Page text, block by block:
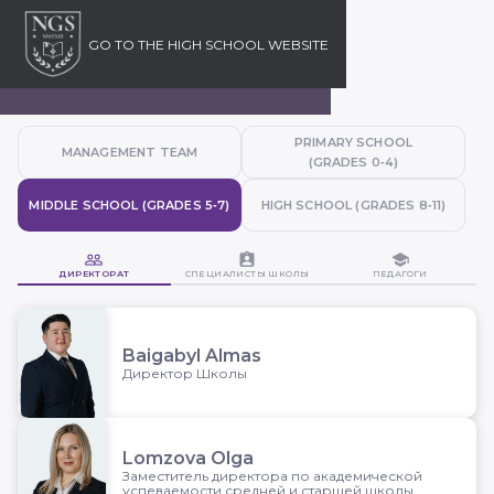
Открыть/закрыть
GO TO THE HIGH SCHOOL WEBSITE
MANAGEMENT TEAM
PRIMARY SCHOOL
(GRADES 0‑4)
MIDDLE SCHOOL (GRADES 5‑7) HIGH SCHOOL (GRADES 8‑11)
ДИРЕКТОРАТ СПЕЦИАЛИСТЫ ШКОЛЫ ПЕДАГОГИ
MIDDLE SCHOOL (5-8)
Baigabyl Almas
Директор Школы
Lomzova Olga
Заместитель директора по академической
успеваемости средней и старшей школы